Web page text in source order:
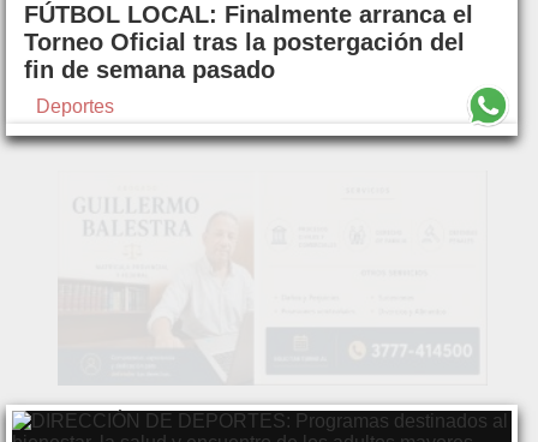
FÚTBOL LOCAL: Finalmente arranca el
Torneo Oficial tras la postergación del
fin de semana pasado
Deportes